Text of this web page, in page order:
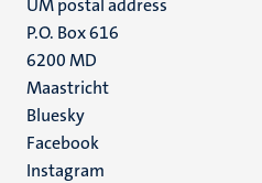
UM postal address
P.O. Box 616
6200 MD
Maastricht
Social
media
Bluesky
Facebook
Instagram